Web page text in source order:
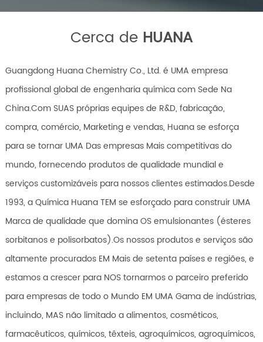
Cerca de HUANA
Guangdong Huana Chemistry Co., Ltd. é UMA empresa
profissional global de engenharia química com Sede Na
China.Com SUAS próprias equipes de R&D, fabricação,
compra, comércio, Marketing e vendas, Huana se esforça
para se tornar UMA Das empresas Mais competitivas do
mundo, fornecendo produtos de qualidade mundial e
serviços customizáveis para nossos clientes estimados.Desde
1993, a Química Huana TEM se esforçado para construir UMA
Marca de qualidade que domina OS emulsionantes (ésteres
sorbitanos e polisorbatos).Os nossos produtos e serviços são
altamente procurados EM Mais de setenta países e regiões, e
estamos a crescer para NOS tornarmos o parceiro preferido
para empresas de todo o Mundo EM UMA Gama de indústrias,
incluindo, MAS não limitado a alimentos, cosméticos,
farmacêuticos, químicos, têxteis, agroquímicos, agroquímicos,